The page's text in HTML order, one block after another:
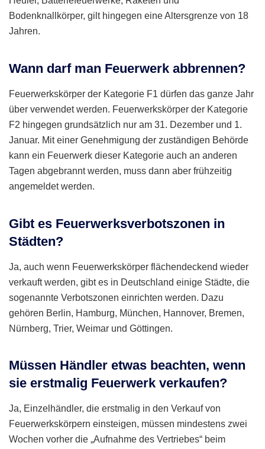
Bodenknallkörper, gilt hingegen eine Altersgrenze von 18
Jahren.
Wann darf man Feuerwerk abbrennen?
Feuerwerkskörper der Kategorie F1 dürfen das ganze Jahr
über verwendet werden. Feuerwerkskörper der Kategorie
F2 hingegen grundsätzlich nur am 31. Dezember und 1.
Januar. Mit einer Genehmigung der zuständigen Behörde
kann ein Feuerwerk dieser Kategorie auch an anderen
Tagen abgebrannt werden, muss dann aber frühzeitig
angemeldet werden.
Gibt es Feuerwerksverbotszonen in
Städten?
Ja, auch wenn Feuerwerkskörper flächendeckend wieder
verkauft werden, gibt es in Deutschland einige Städte, die
sogenannte Verbotszonen einrichten werden. Dazu
gehören Berlin, Hamburg, München, Hannover, Bremen,
Nürnberg, Trier, Weimar und Göttingen.
Müssen Händler etwas beachten, wenn
sie erstmalig Feuerwerk verkaufen?
Ja, Einzelhändler, die erstmalig in den Verkauf von
Feuerwerkskörpern einsteigen, müssen mindestens zwei
Wochen vorher die „Aufnahme des Vertriebes“ beim